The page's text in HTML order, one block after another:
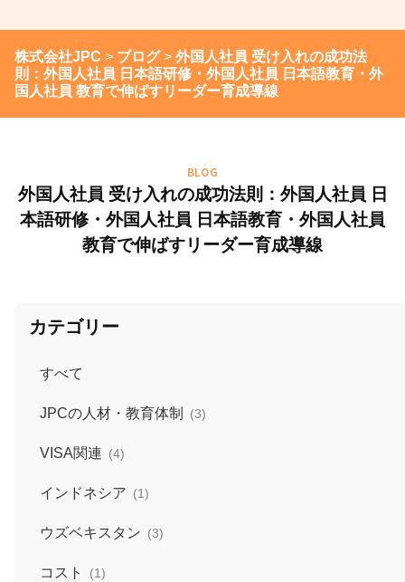
株式会社JPC > ブログ> 外国人社員 受け入れの成功法
則：外国人社員 日本語研修・外国人社員 日本語教育・外
国人社員 教育で伸ばすリーダー育成導線
BLOG
外国人社員 受け入れの成功法則：外国人社員 日
本語研修・外国人社員 日本語教育・外国人社員
教育で伸ばすリーダー育成導線
カテゴリー
すべて
JPCの人材・教育体制 (3)
VISA関連 (4)
インドネシア (1)
ウズベキスタン (3)
コスト (1)